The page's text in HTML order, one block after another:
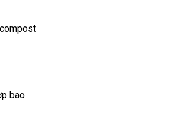
bao